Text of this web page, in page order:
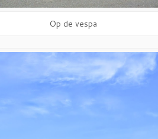
Op de vespa